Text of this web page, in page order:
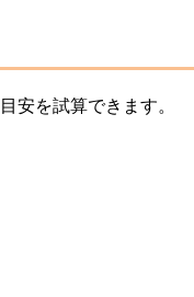
安を試算できます。